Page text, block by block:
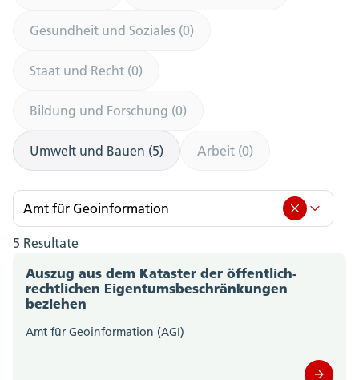
Gesundheit und Soziales (0)
Staat und Recht (0)
Bildung und Forschung (0)
Umwelt und Bauen (5) Arbeit (0)
Amt für Geoinformation
Amt für Geoinformation (5)
Amt für Berufsbildung, Mittel- und Hochschulen
(0)
Amt für Gemeinden (0)
5 Resultate
Auszug aus dem Kataster der öffentlich-
rechtlichen Eigentumsbeschränkungen
beziehen
Amt für Geoinformation (AGI)